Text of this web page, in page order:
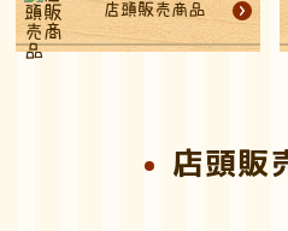
店頭販売商品
店頭販